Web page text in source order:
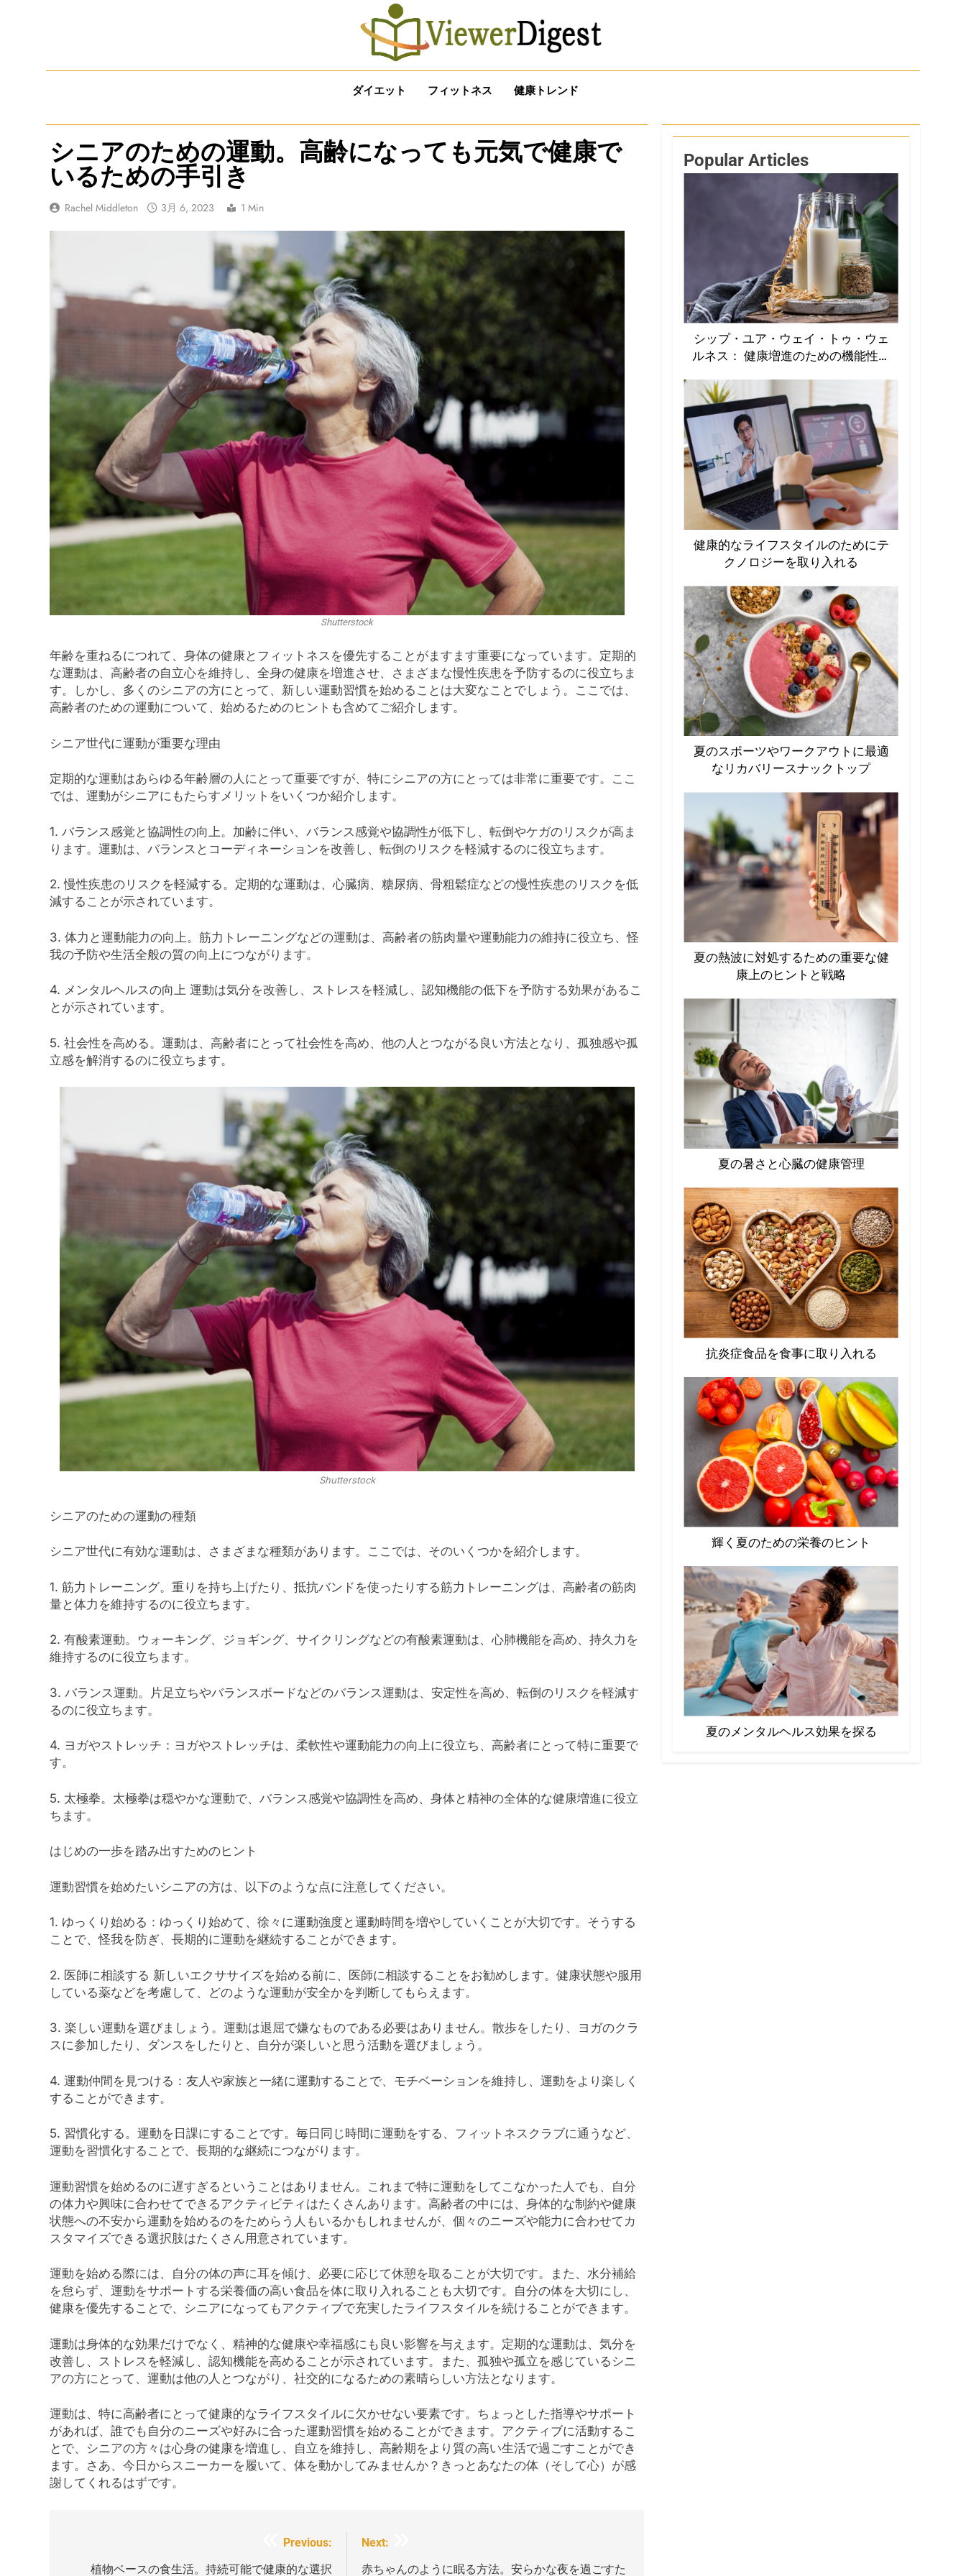
ダイエット フィットネス 健康トレンド
シニアのための運動。高齢になっても元気で健康で
いるための手引き
Rachel Middleton 3月 6, 2023 1 Min
Shutterstock
年齢を重ねるにつれて、身体の健康とフィットネスを優先することがますます重要になっています。定期的
な運動は、高齢者の自立心を維持し、全身の健康を増進させ、さまざまな慢性疾患を予防するのに役立ちま
す。しかし、多くのシニアの方にとって、新しい運動習慣を始めることは大変なことでしょう。ここでは、
高齢者のための運動について、始めるためのヒントも含めてご紹介します。
シニア世代に運動が重要な理由
定期的な運動はあらゆる年齢層の人にとって重要ですが、特にシニアの方にとっては非常に重要です。ここ
では、運動がシニアにもたらすメリットをいくつか紹介します。
1. バランス感覚と協調性の向上。加齢に伴い、バランス感覚や協調性が低下し、転倒やケガのリスクが高ま
ります。運動は、バランスとコーディネーションを改善し、転倒のリスクを軽減するのに役立ちます。
2. 慢性疾患のリスクを軽減する。定期的な運動は、心臓病、糖尿病、骨粗鬆症などの慢性疾患のリスクを低
減することが示されています。
3. 体力と運動能力の向上。筋力トレーニングなどの運動は、高齢者の筋肉量や運動能力の維持に役立ち、怪
我の予防や生活全般の質の向上につながります。
4. メンタルヘルスの向上 運動は気分を改善し、ストレスを軽減し、認知機能の低下を予防する効果があるこ
とが示されています。
5. 社会性を高める。運動は、高齢者にとって社会性を高め、他の人とつながる良い方法となり、孤独感や孤
立感を解消するのに役立ちます。
Shutterstock
シニアのための運動の種類
シニア世代に有効な運動は、さまざまな種類があります。ここでは、そのいくつかを紹介します。
1. 筋力トレーニング。重りを持ち上げたり、抵抗バンドを使ったりする筋力トレーニングは、高齢者の筋肉
量と体力を維持するのに役立ちます。
2. 有酸素運動。ウォーキング、ジョギング、サイクリングなどの有酸素運動は、心肺機能を高め、持久力を
維持するのに役立ちます。
3. バランス運動。片足立ちやバランスボードなどのバランス運動は、安定性を高め、転倒のリスクを軽減す
るのに役立ちます。
4. ヨガやストレッチ：ヨガやストレッチは、柔軟性や運動能力の向上に役立ち、高齢者にとって特に重要で
す。
5. 太極拳。太極拳は穏やかな運動で、バランス感覚や協調性を高め、身体と精神の全体的な健康増進に役立
ちます。
はじめの一歩を踏み出すためのヒント
運動習慣を始めたいシニアの方は、以下のような点に注意してください。
1. ゆっくり始める：ゆっくり始めて、徐々に運動強度と運動時間を増やしていくことが大切です。そうする
ことで、怪我を防ぎ、長期的に運動を継続することができます。
2. 医師に相談する 新しいエクササイズを始める前に、医師に相談することをお勧めします。健康状態や服用
している薬などを考慮して、どのような運動が安全かを判断してもらえます。
3. 楽しい運動を選びましょう。運動は退屈で嫌なものである必要はありません。散歩をしたり、ヨガのクラ
スに参加したり、ダンスをしたりと、自分が楽しいと思う活動を選びましょう。
4. 運動仲間を見つける：友人や家族と一緒に運動することで、モチベーションを維持し、運動をより楽しく
することができます。
5. 習慣化する。運動を日課にすることです。毎日同じ時間に運動をする、フィットネスクラブに通うなど、
運動を習慣化することで、長期的な継続につながります。
運動習慣を始めるのに遅すぎるということはありません。これまで特に運動をしてこなかった人でも、自分
の体力や興味に合わせてできるアクティビティはたくさんあります。高齢者の中には、身体的な制約や健康
状態への不安から運動を始めるのをためらう人もいるかもしれませんが、個々のニーズや能力に合わせてカ
スタマイズできる選択肢はたくさん用意されています。
運動を始める際には、自分の体の声に耳を傾け、必要に応じて休憩を取ることが大切です。また、水分補給
を怠らず、運動をサポートする栄養価の高い食品を体に取り入れることも大切です。自分の体を大切にし、
健康を優先することで、シニアになってもアクティブで充実したライフスタイルを続けることができます。
運動は身体的な効果だけでなく、精神的な健康や幸福感にも良い影響を与えます。定期的な運動は、気分を
改善し、ストレスを軽減し、認知機能を高めることが示されています。また、孤独や孤立を感じているシニ
アの方にとって、運動は他の人とつながり、社交的になるための素晴らしい方法となります。
運動は、特に高齢者にとって健康的なライフスタイルに欠かせない要素です。ちょっとした指導やサポート
があれば、誰でも自分のニーズや好みに合った運動習慣を始めることができます。アクティブに活動するこ
とで、シニアの方々は心身の健康を増進し、自立を維持し、高齢期をより質の高い生活で過ごすことができ
ます。さあ、今日からスニーカーを履いて、体を動かしてみませんか？きっとあなたの体（そして心）が感
謝してくれるはずです。
Previous:
植物ベースの食生活。持続可能で健康的な選択
Next:
赤ちゃんのように眠る方法。安らかな夜を過ごすた
Popular Articles
シップ・ユア・ウェイ・トゥ・ウェ
ルネス： 健康増進のための機能性飲
健康的なライフスタイルのためにテ
クノロジーを取り入れる
夏のスポーツやワークアウトに最適
なリカバリースナックトップ
夏の熱波に対処するための重要な健
康上のヒントと戦略
夏の暑さと心臓の健康管理
抗炎症食品を食事に取り入れる
輝く夏のための栄養のヒント
夏のメンタルヘルス効果を探る